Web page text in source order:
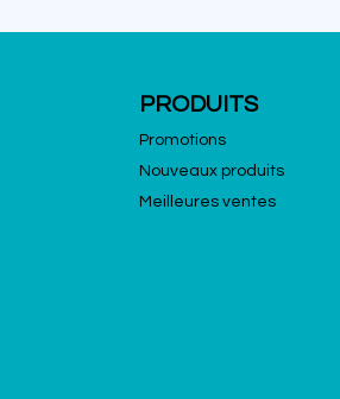
PRODUITS
Promotions
Nouveaux produits
Meilleures ventes